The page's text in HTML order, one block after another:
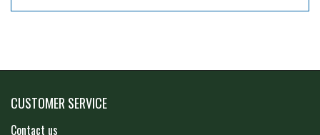
CUSTOMER SERVICE
Contact us